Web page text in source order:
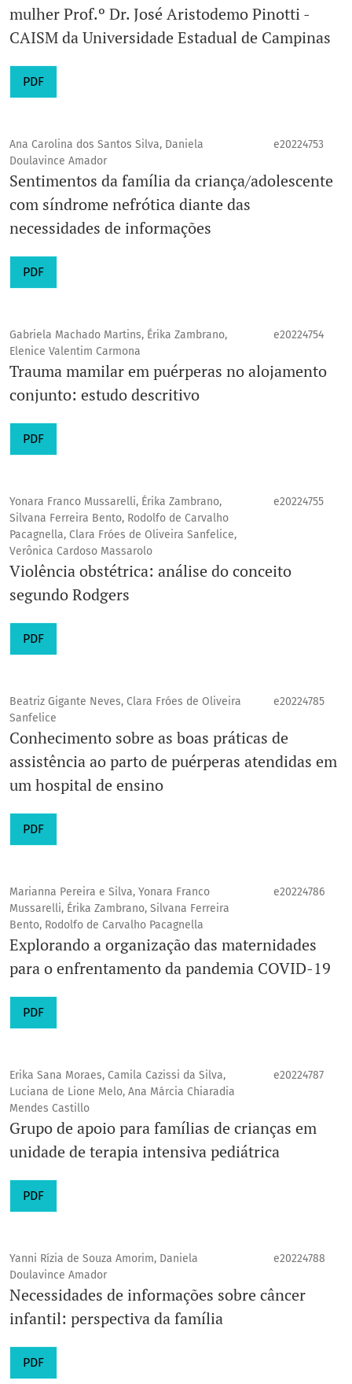
mulher Prof.º Dr. José Aristodemo Pinotti -
CAISM da Universidade Estadual de Campinas
PDF
Ana Carolina dos Santos Silva, Daniela
Doulavince Amador
e20224753
Sentimentos da família da criança/adolescente
com síndrome nefrótica diante das
necessidades de informações
PDF
Gabriela Machado Martins, Érika Zambrano,
Elenice Valentim Carmona
e20224754
Trauma mamilar em puérperas no alojamento
conjunto: estudo descritivo
PDF
Yonara Franco Mussarelli, Érika Zambrano,
Silvana Ferreira Bento, Rodolfo de Carvalho
Pacagnella, Clara Fróes de Oliveira Sanfelice,
Verônica Cardoso Massarolo
e20224755
Violência obstétrica: análise do conceito
segundo Rodgers
PDF
Beatriz Gigante Neves, Clara Fróes de Oliveira
Sanfelice
e20224785
Conhecimento sobre as boas práticas de
assistência ao parto de puérperas atendidas em
um hospital de ensino
PDF
Marianna Pereira e Silva, Yonara Franco
Mussarelli, Érika Zambrano, Silvana Ferreira
Bento, Rodolfo de Carvalho Pacagnella
e20224786
Explorando a organização das maternidades
para o enfrentamento da pandemia COVID-19
PDF
Erika Sana Moraes, Camila Cazissi da Silva,
Luciana de Lione Melo, Ana Márcia Chiaradia
Mendes Castillo
e20224787
Grupo de apoio para famílias de crianças em
unidade de terapia intensiva pediátrica
PDF
Yanni Rízia de Souza Amorim, Daniela
Doulavince Amador
e20224788
Necessidades de informações sobre câncer
infantil: perspectiva da família
PDF